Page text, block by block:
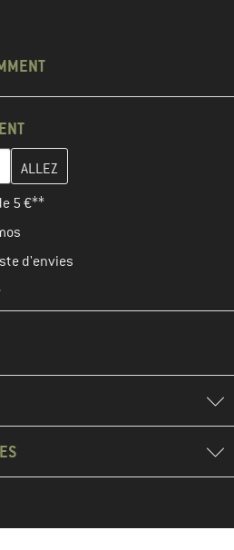
ici et créez votre compte client à la
5 €**
d'envies